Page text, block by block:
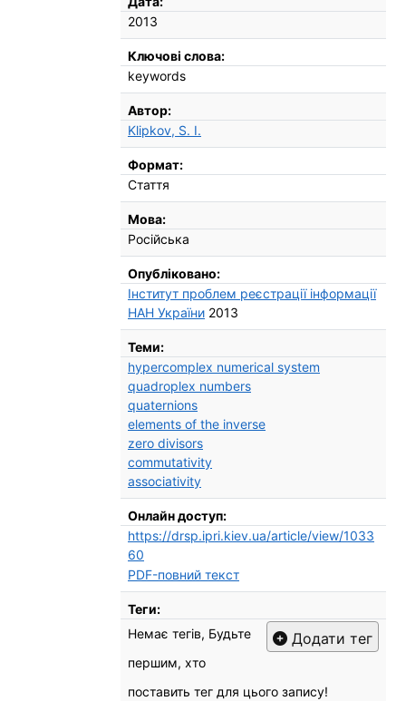
2013
Ключові слова:
keywords
Автор:
Klipkov, S. I.
Формат:
Стаття
Мова:
Російська
Опубліковано:
Інститут проблем реєстрації інформації
НАН України 2013
Теми:
hypercomplex numerical system
quadroplex numbers
quaternions
elements of the inverse
zero divisors
commutativity
associativity
Онлайн доступ:
https://drsp.ipri.kiev.ua/article/view/1033
60
PDF-повний текст
Теги:
Додати тег
Немає тегів, Будьте
першим, хто
поставить тег для цього запису!